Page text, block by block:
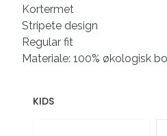
Kortermet
Stripete design
Regular fit
Materiale: 100% økologisk
KIDS